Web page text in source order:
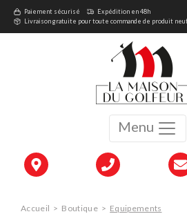
Menu
Paiement sécurisé
Expédition en 48h
Livraison gratuite pour toute commande de produit
Accueil > Boutique > Equipements